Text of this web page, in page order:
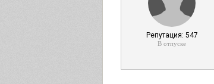
Репутация: 547
В отпуске